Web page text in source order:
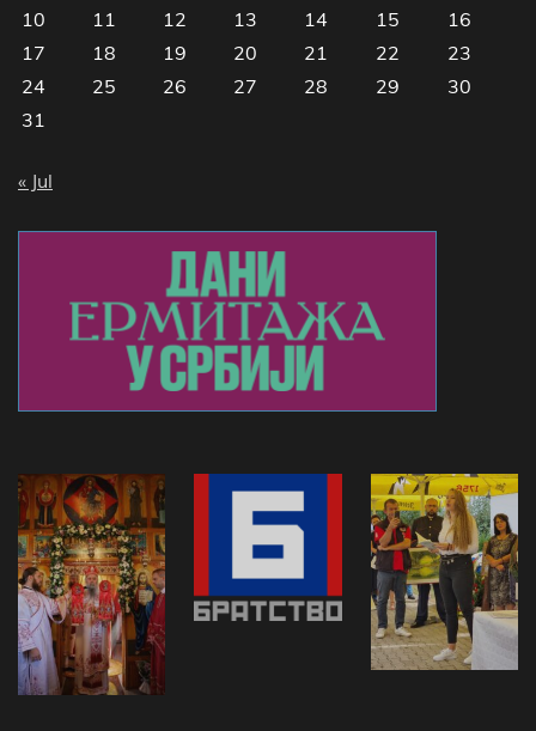
10
11 12 13 14 15
16
17
18 19 20 21 22
23
24
25 26 27 28 29
30
31
« Jul